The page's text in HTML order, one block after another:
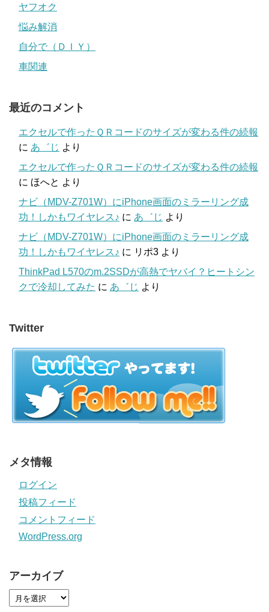
ヤフオク
悩み解消
自分で（ＤＩＹ）
車関連
最近のコメント
エクセルで作ったＱＲコードのサイズが変わる件の続報
に あ゛じ より
エクセルで作ったＱＲコードのサイズが変わる件の続報
に ほへと より
ナビ（MDV-Z701W）にiPhone画面のミラーリング成
功！しかもワイヤレス♪ に あ゛じ より
ナビ（MDV-Z701W）にiPhone画面のミラーリング成
功！しかもワイヤレス♪ に リポ3 より
ThinkPad L570のm.2SSDが高熱でヤバイ？ヒートシン
クで冷却してみた に あ゛じ より
Twitter
メタ情報
ログイン
投稿フィード
コメントフィード
WordPress.org
アーカイブ